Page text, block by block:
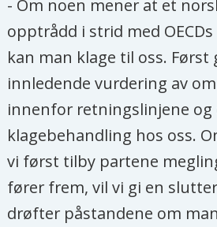
- Om noen mener at et
opptrådd i strid med
kan man klage til oss. Først
innledende vurdering av
innenfor retningslinjene og
klagebehandling hos oss.
vi først tilby partene
fører frem, vil vi gi en
drøfter påstandene om